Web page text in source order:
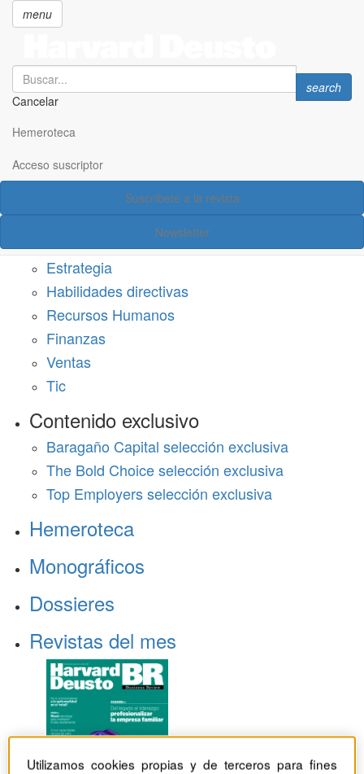
principal
menu
Search
Cancelar
Search
search
Hemeroteca
Acceso suscriptor
Suscríbete a la revista
Newsletter
Acceso suscriptor
Estrategia
Habilidades directivas
Recursos Humanos
Finanzas
Ventas
Tic
Contenido exclusivo
Baragaño Capital selección exclusiva
The Bold Choice selección exclusiva
Top Employers selección exclusiva
Hemeroteca
Monográficos
Dossieres
Revistas del mes
Utilizamos cookies propias y de terceros para fines